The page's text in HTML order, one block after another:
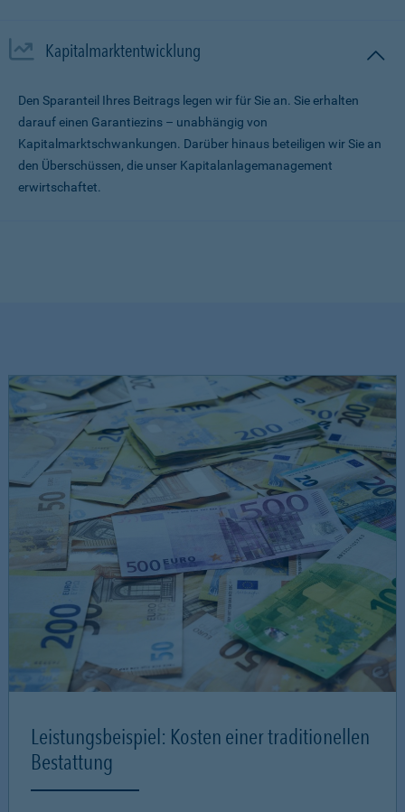
Kapitalmarktentwicklung
Den Sparanteil Ihres Beitrags legen wir für Sie an. Sie erhalten
darauf einen Garantiezins – unabhängig von
Kapitalmarktschwankungen. Darüber hinaus beteiligen wir Sie an
den Überschüssen, die unser Kapitalanlagemanagement
erwirtschaftet.
Leistungsbeispiel: Kosten einer traditionellen
Bestattung